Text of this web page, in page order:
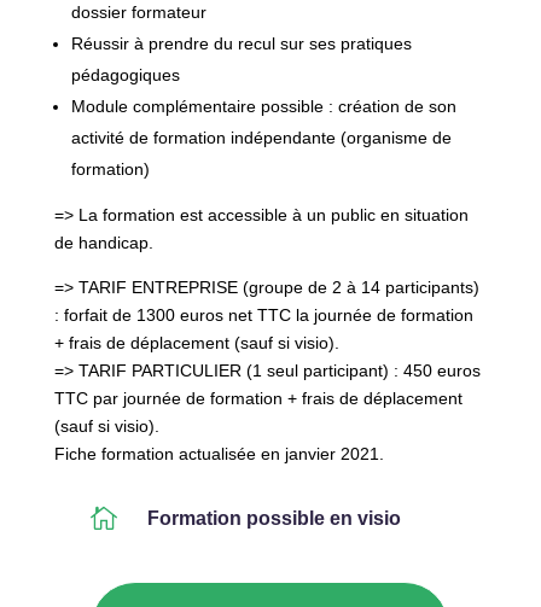
dossier formateur
Réussir à prendre du recul sur ses pratiques
pédagogiques
Module complémentaire possible : création de son
activité de formation indépendante (organisme de
formation)
=> La formation est accessible à un public en situation
de handicap.
=> TARIF ENTREPRISE (groupe de 2 à 14 participants)
: forfait de 1300 euros net TTC la journée de formation
+ frais de déplacement (sauf si visio).
=> TARIF PARTICULIER (1 seul participant) : 450 euros
TTC par journée de formation + frais de déplacement
(sauf si visio).
Fiche formation actualisée en janvier 2021.
 Formation possible en visio